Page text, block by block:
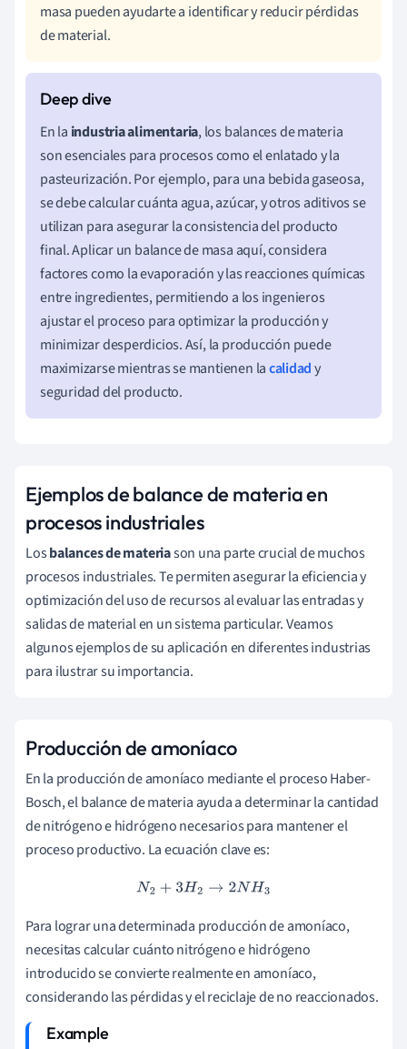
masa pueden ayudarte a identificar y reducir pérdidas
de material.
En la industria alimentaria, los balances de materia
son esenciales para procesos como el enlatado y la
pasteurización. Por ejemplo, para una bebida gaseosa,
se debe calcular cuánta agua, azúcar, y otros aditivos se
utilizan para asegurar la consistencia del producto
final. Aplicar un balance de masa aquí, considera
factores como la evaporación y las reacciones químicas
entre ingredientes, permitiendo a los ingenieros
ajustar el proceso para optimizar la producción y
minimizar desperdicios. Así, la producción puede
maximizarse mientras se mantienen lacalidady
seguridad del producto.
Ejemplos de balance de materia en
procesos industriales
Losbalances de materiason una parte crucial de muchos
procesos industriales. Te permiten asegurar la eficiencia y
optimización del uso de recursos al evaluar las entradas y
salidas de material en un sistema particular. Veamos
algunos ejemplos de su aplicación en diferentes industrias
para ilustrar su importancia.
Producción de amoníaco
En la producción de amoníaco mediante el proceso Haber-
Bosch, el balance de materia ayuda a determinar la cantidad
de nitrógeno e hidrógeno necesarios para mantener el
proceso productivo. La ecuación clave es:
N2 +3H2 →2NH3
Para lograr una determinada producción de amoníaco,
necesitas calcular cuánto nitrógeno e hidrógeno
introducido se convierte realmente en amoníaco,
considerando las pérdidas y el reciclaje de no reaccionados.